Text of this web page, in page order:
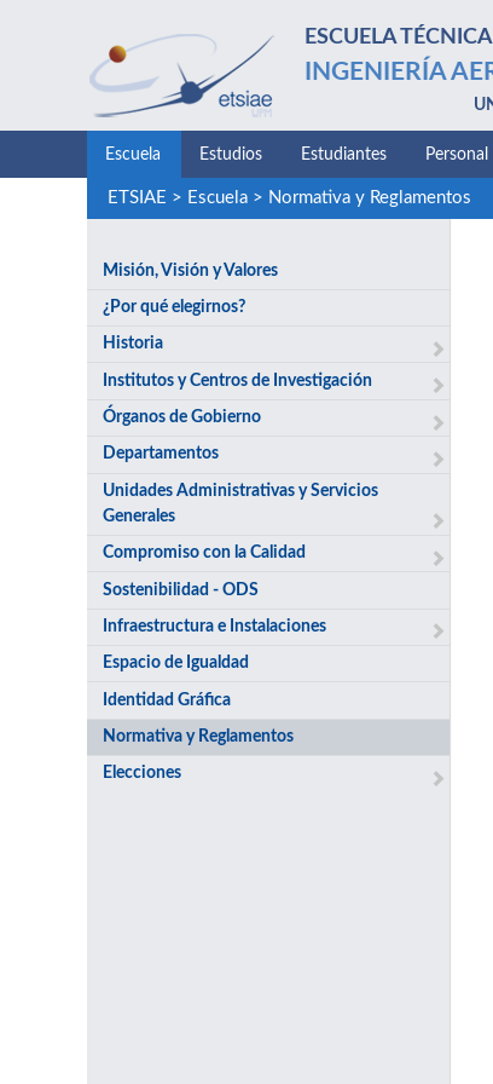
ESCUELA
INGENIERÍA
Escuela Estudios Estudiantes Personal
ETSIAE > Escuela> Normativa y Reglamentos
Misión, Visión y Valores
¿Por qué elegirnos?
Historia
Institutos y Centros de Investigación
Órganos de Gobierno
Departamentos
Unidades Administrativas y Servicios
Generales
Compromiso con la Calidad
Sostenibilidad - ODS
Infraestructura e Instalaciones
Espacio de Igualdad
Identidad Gráfica
Normativa y Reglamentos
Elecciones